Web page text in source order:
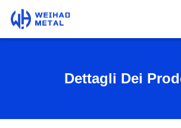
Dettagli Dei